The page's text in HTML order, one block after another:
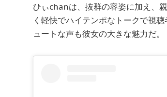
ひぃchanは、抜群の容姿に加え、
く軽快でハイテンポなトークで視
ュートな声も彼女の大きな魅力だ。